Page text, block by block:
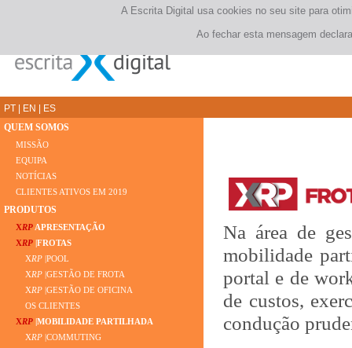
A Escrita Digital usa cookies no seu site para
Ao fechar esta mensagem
PT EN
ES
QUEM SOMOS
MISSÃO
EQUIPA
NOTÍCIAS
CLIENTES ATIVOS EM 2019
PRODUTOS
XRP APRESENTAÇÃO
XRP |FROTAS
XRP |POOL
XRP |GESTÃO DE FROTA
XRP |GESTÃO DE OFICINA
OS CLIENTES
XRP |MOBILIDADE PARTILHADA
XRP |COMMUTING
Na área de
mobilidade
portal e de
de custos,
condução